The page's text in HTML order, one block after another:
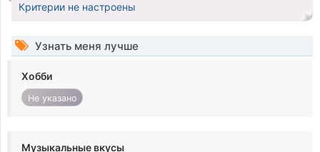
Критерии не настроены
Узнать меня лучше
Хобби
Не указано
Музыкальные вкусы